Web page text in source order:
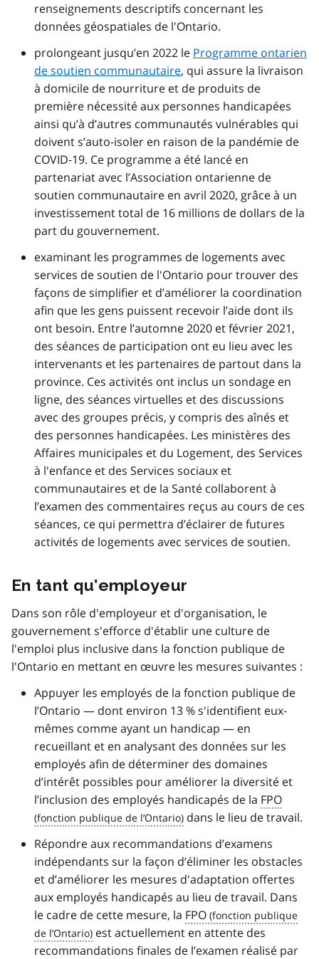
renseignements descriptifs concernant les
données géospatiales de l'Ontario.
prolongeant jusqu’en 2022 le Programme ontarien
de soutien communautaire, qui assure la livraison
à domicile de nourriture et de produits de
première nécessité aux personnes handicapées
ainsi qu’à d’autres communautés vulnérables qui
doivent s’auto-isoler en raison de la pandémie de
COVID‑19. Ce programme a été lancé en
partenariat avec l’Association ontarienne de
soutien communautaire en avril 2020, grâce à un
investissement total de 16 millions de dollars de la
part du gouvernement.
examinant les programmes de logements avec
services de soutien de l'Ontario pour trouver des
façons de simplifier et d’améliorer la coordination
afin que les gens puissent recevoir l’aide dont ils
ont besoin. Entre l’automne 2020 et février 2021,
des séances de participation ont eu lieu avec les
intervenants et les partenaires de partout dans la
province. Ces activités ont inclus un sondage en
ligne, des séances virtuelles et des discussions
avec des groupes précis, y compris des aînés et
des personnes handicapées. Les ministères des
Affaires municipales et du Logement, des Services
à l'enfance et des Services sociaux et
communautaires et de la Santé collaborent à
l’examen des commentaires reçus au cours de ces
séances, ce qui permettra d’éclairer de futures
activités de logements avec services de soutien.
En tant qu’employeur
Dans son rôle d'employeur et d'organisation, le
gouvernement s'efforce d'établir une culture de
l'emploi plus inclusive dans la fonction publique de
l'Ontario en mettant en œuvre les mesures suivantes :
Appuyer les employés de la fonction publique de
l’Ontario — dont environ 13 % s'identifient eux-
mêmes comme ayant un handicap — en
recueillant et en analysant des données sur les
employés afin de déterminer des domaines
d’intérêt possibles pour améliorer la diversité et
l’inclusion des employés handicapés de la FPO
dans le lieu de travail.
Répondre aux recommandations d’examens
indépendants sur la façon d’éliminer les obstacles
et d’améliorer les mesures d'adaptation offertes
aux employés handicapés au lieu de travail. Dans
le cadre de cette mesure, la FPO
est actuellement en attente des
recommandations finales de l’examen réalisé par